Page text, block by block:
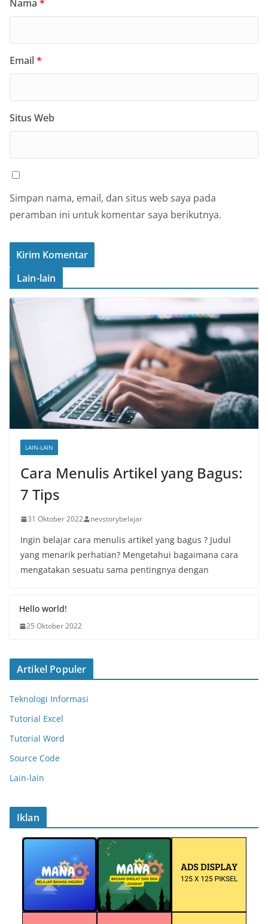
Nama *
Email*
Situs Web
Simpan nama, email, dan situs web saya pada
peramban ini untuk komentar saya berikutnya.
Lain-lain
LAIN-LAIN
Cara Menulis Artikel yang Bagus:
7 Tips
31 Oktober 2022 nevstorybelajar
Ingin belajar cara menulis artikel yang bagus ? Judul
yang menarik perhatian? Mengetahui bagaimana cara
mengatakan sesuatu sama pentingnya dengan
Hello world!
25 Oktober 2022
Artikel Populer
Teknologi Informasi
Tutorial Excel
Tutorial Word
Source Code
Lain-lain
Iklan